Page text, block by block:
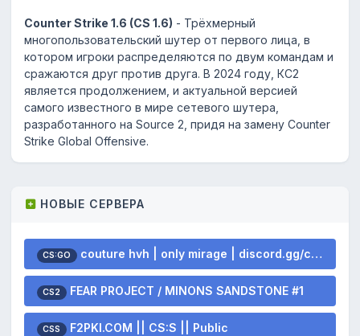
Counter Strike 1.6 (CS 1.6) - Трёхмерный
многопользовательский шутер от первого лица, в
котором игроки распределяются по двум командам и
сражаются друг против друга. В 2024 году, КС2
является продолжением, и актуальной версией
самого известного в мире сетевого шутера,
разработанного на Source 2, придя на замену Counter
Strike Global Offensive.
НОВЫЕ СЕРВЕРА
CS:GO couture hvh | only mirage | discord.gg/couturehvh
CS2 FEAR PROJECT / MINONS SANDSTONE #1
CSS F2PKI.COM || CS:S || Public